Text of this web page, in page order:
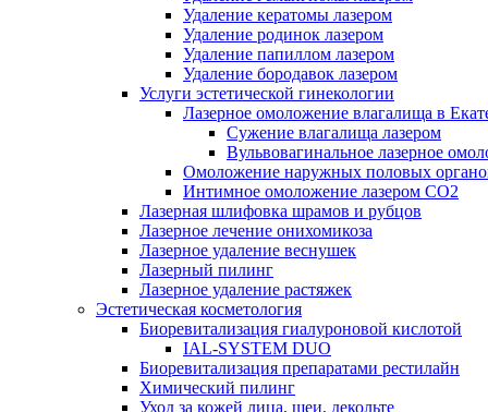
Удаление кератомы лазером
Удаление родинок лазером
Удаление папиллом лазером
Удаление бородавок лазером
Услуги эстетической гинекологии
Лазерное омоложение влагалища в
Cужение влагалища лазером
Вульвовагинальное лазерное
Омоложение наружных половых
Интимное омоложение лазером СО2
Лазерная шлифовка шрамов и рубцов
Лазерное лечение онихомикоза
Лазерное удаление веснушек
Лазерный пилинг
Лазерное удаление растяжек
Эстетическая косметология
Биоревитализация гиалуроновой кислотой
IAL-SYSTEM DUO
Биоревитализация препаратами рестилайн
Химический пилинг
Уход за кожей лица, шеи, декольте